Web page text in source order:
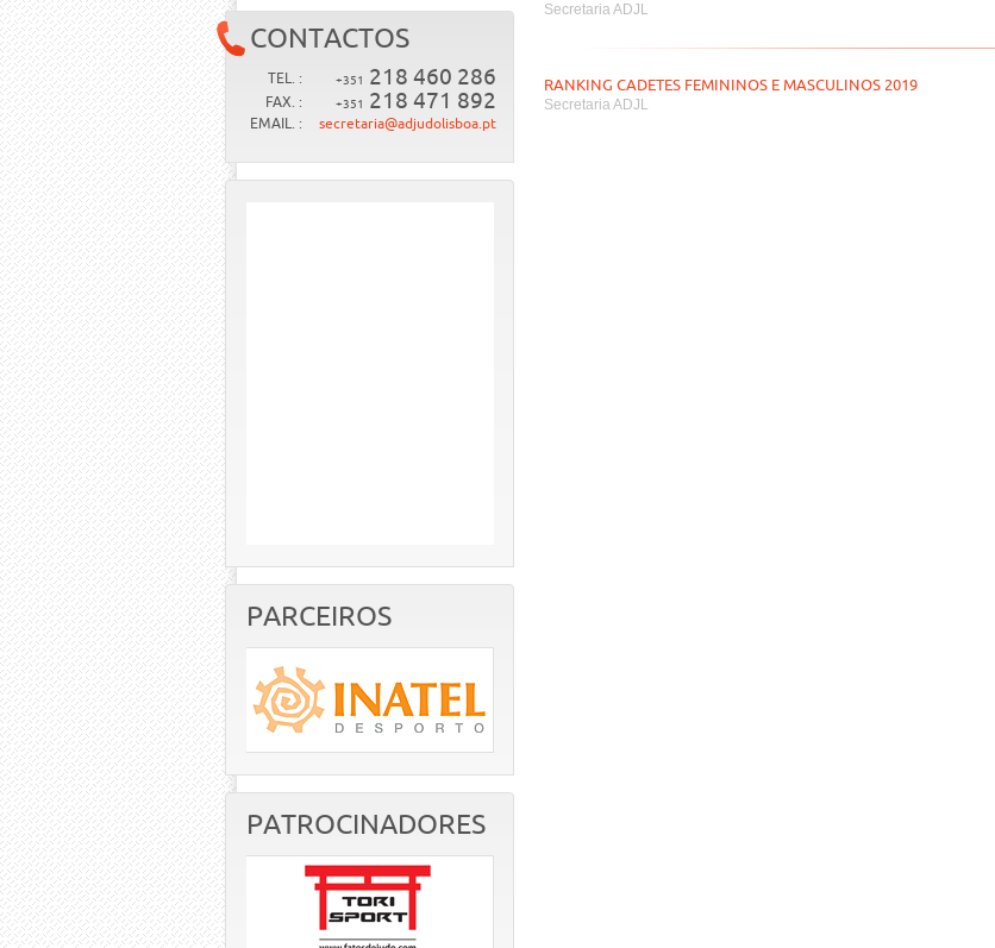
CONTACTOS
TEL. : +351 218 460 286
FAX. : +351 218 471 892
EMAIL. : secretaria@adjudolisboa.pt
PARCEIROS
PATROCINADORES
Secretaria ADJL
RANKING CADETES FEMININOS E MASCULINOS 2019
Secretaria ADJL